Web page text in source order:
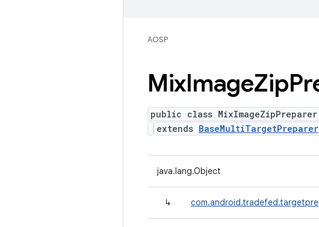
AOSP
MixImageZip
public class MixImageZipPreparer
extends BaseMultiTargetPreparer
java.lang.Object
↳